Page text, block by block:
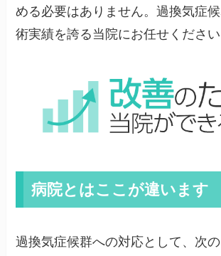
める必要はありません。過換気症
術実績を誇る当院にお任せください
病院とはここが違います
過換気症候群への対応として、次